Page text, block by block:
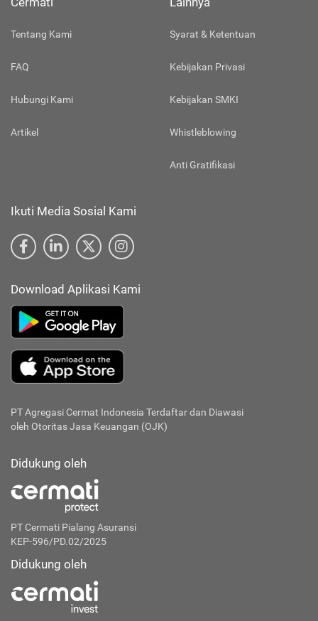
Tentang Kami
FAQ
Hubungi Kami
Artikel
Syarat & Ketentuan
Kebijakan Privasi
Kebijakan SMKI
Whistleblowing
Anti Gratifikasi
Ikuti Media Sosial Kami
Download Aplikasi Kami
PT Agregasi Cermat Indonesia Terdaftar dan Diawasi
oleh Otoritas Jasa Keuangan (OJK)
Didukung oleh
PT Cermati Pialang Asuransi
KEP-596/PD.02/2025
Didukung oleh